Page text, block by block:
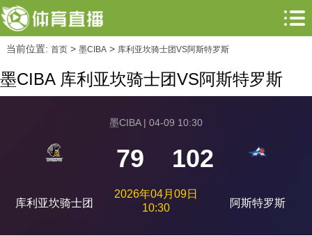
当前位置: 首页> 墨CIBA> 库利亚坎骑士团VS阿斯特罗斯
墨CIBA 库利亚坎骑士团VS阿斯特罗斯
库利亚坎骑士团
墨CIBA | 04-09 10:30
79 102
2026年04月09日
10:30
阿斯特罗斯